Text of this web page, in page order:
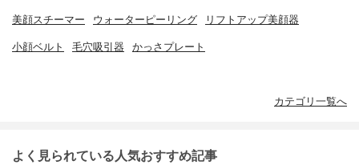
美顔スチーマー ウォーターピーリング リフトアップ美顔器
小顔ベルト 毛穴吸引器 かっさプレート
カテゴリ一覧へ
よく見られている人気おすすめ記事